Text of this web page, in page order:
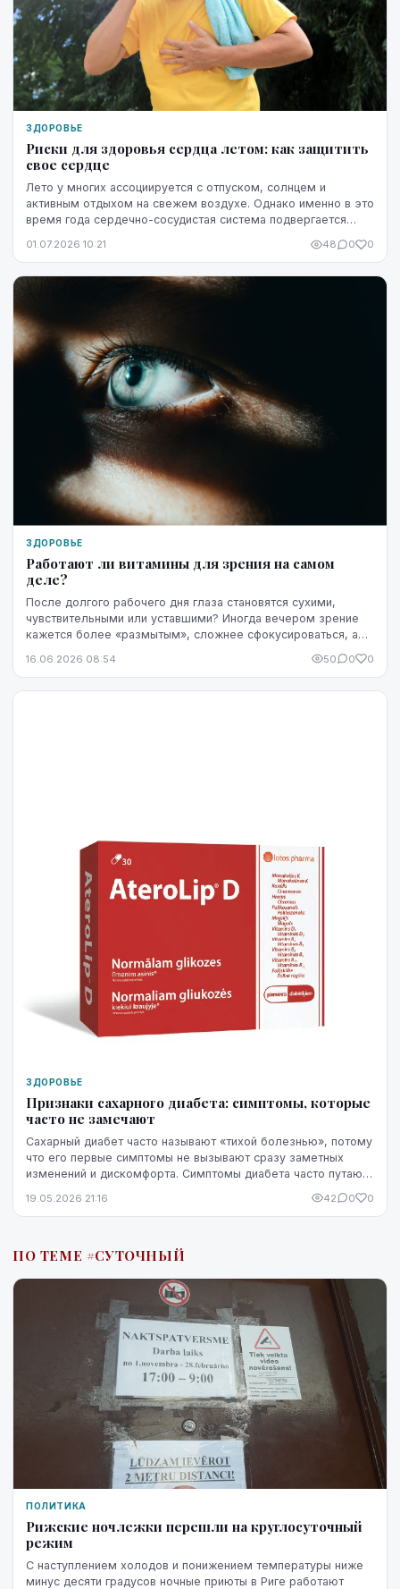
ЗДОРОВЬЕ
Риски для здоровья сердца летом: как защитить
свое сердце
Лето у многих ассоциируется с отпуском, солнцем и
активным отдыхом на свежем воздухе. Однако именно в это
время года сердечно-сосудистая система подвергается
01.07.2026 10:21 48 0 0
ЗДОРОВЬЕ
Работают ли витамины для зрения на самом
деле?
После долгого рабочего дня глаза становятся сухими,
чувствительными или уставшими? Иногда вечером зрение
кажется более «размытым», сложнее сфокусироваться, а
16.06.2026 08:54 50 0 0
ЗДОРОВЬЕ
Признаки сахарного диабета: симптомы, которые
часто не замечают
Сахарный диабет часто называют «тихой болезнью», потому
что его первые симптомы не вызывают сразу заметных
изменений и дискомфорта. Симптомы диабета часто путают
19.05.2026 21:16 42 0 0
ПО ТЕМЕ #СУТОЧНЫЙ
ПОЛИТИКА
Рижские ночлежки перешли на круглосуточный
режим
С наступлением холодов и понижением температуры ниже
минус десяти градусов ночные приюты в Риге работают